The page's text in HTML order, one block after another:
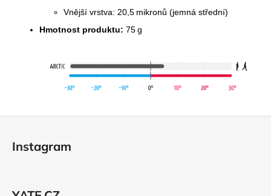
Vnější vrstva: 20,5 mikronů (jemná střední)
Hmotnost produktu: 75 g
Instagram